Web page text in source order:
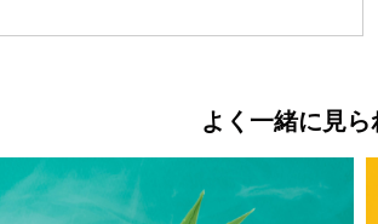
よく一緒に見